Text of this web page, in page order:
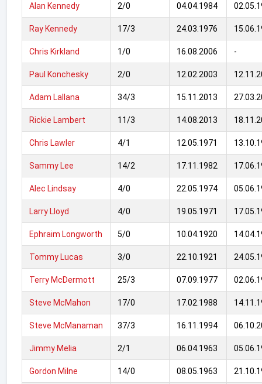
Alan Kennedy 2/0 04.04.1984
Ray Kennedy 17/3 24.03.1976
Chris Kirkland 1/0 16.08.2006 -
Paul Konchesky 2/0 12.02.2003
Adam Lallana 34/3 15.11.2013
Rickie Lambert 11/3 14.08.2013
Chris Lawler 4/1 12.05.1971
Sammy Lee 14/2 17.11.1982
Alec Lindsay 4/0 22.05.1974
Larry Lloyd 4/0 19.05.1971
Ephraim Longworth 5/0 10.04.1920
Tommy Lucas 3/0 22.10.1921
Terry McDermott 25/3 07.09.1977
Steve McMahon 17/0 17.02.1988
Steve McManaman 37/3 16.11.1994
Jimmy Melia 2/1 06.04.1963
Gordon Milne 14/0 08.05.1963